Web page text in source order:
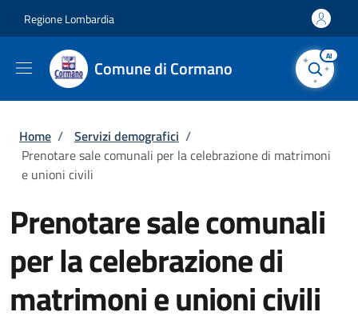
Regione Lombardia
Comune di Cormano
AI
Briciole di pane
Home / Servizi demografici /
Prenotare sale comunali per la celebrazione di matrimoni
e unioni civili
Prenotare sale comunali
per la celebrazione di
matrimoni e unioni civili